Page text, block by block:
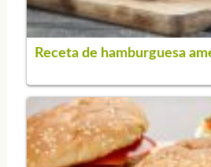
Receta de hamburguesa